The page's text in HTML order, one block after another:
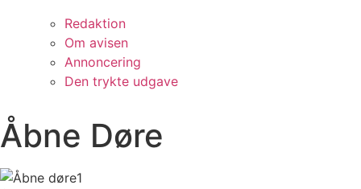
Redaktion
Om avisen
Annoncering
Den trykte udgave
Åbne Døre